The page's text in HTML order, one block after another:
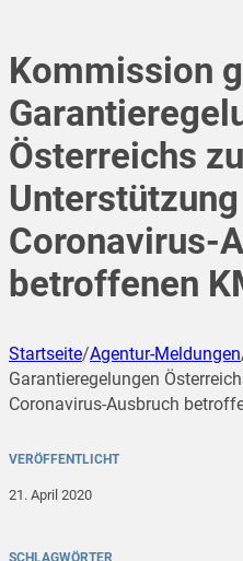
Kommission
Österreichs
Coronavirus-
betroffenen
Startseite/Agentur-Meldungen
Garantieregelungen
Coronavirus-Ausbruch
VERÖFFENTLICHT
21. April 2020
SCHLAGWÖRTER